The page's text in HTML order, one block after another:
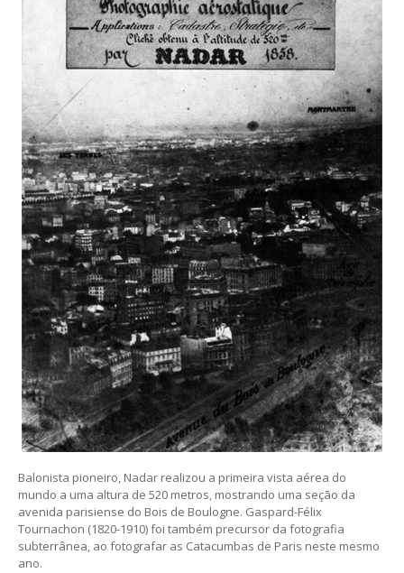
Balonista pioneiro, Nadar realizou a primeira vista aérea do
mundo a uma altura de 520 metros, mostrando uma seção da
avenida parisiense do Bois de Boulogne. Gaspard-Félix
Tournachon (1820-1910) foi também precursor da fotografia
subterrânea, ao fotografar as Catacumbas de Paris neste mesmo
ano.